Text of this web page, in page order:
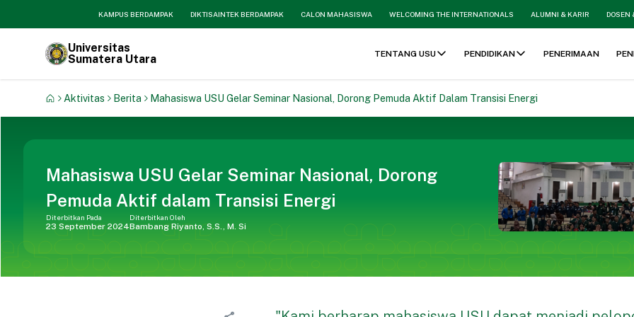
KAMPUS BERDAMPAK DIKTISAINTEK BERDAMPAK CALON MAHASISWA WELCOMING THE INTERNATIONALS ALUMNI & KARIR DOSEN
Universitas
Sumatera Utara
TENTANG USU PENDIDIKAN PENERIMAAN
Aktivitas Berita Mahasiswa USU Gelar Seminar Nasional, Dorong Pemuda Aktif Dalam Transisi Energi
Mahasiswa USU Gelar Seminar Nasional, Dorong
Pemuda Aktif dalam Transisi Energi
Diterbitkan Pada
23 September 2024
Diterbitkan Oleh
Bambang Riyanto, S.S., M. Si